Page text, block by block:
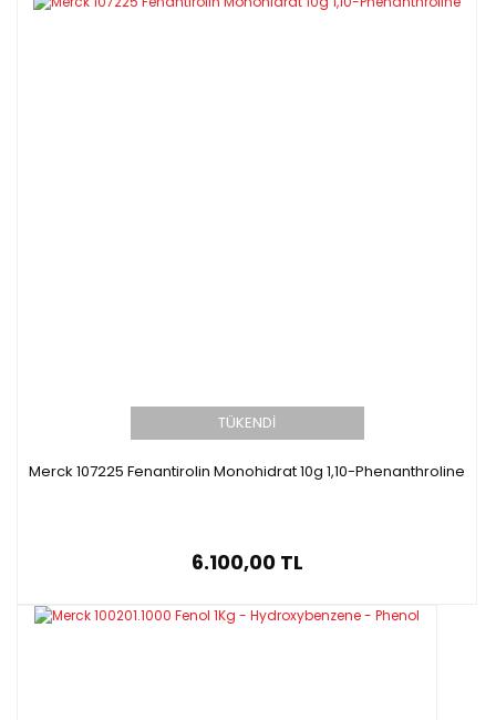
TÜKENDİ
Merck 107225 Fenantirolin Monohidrat 10g 1,10-Phenanthroline
6.100,00 TL